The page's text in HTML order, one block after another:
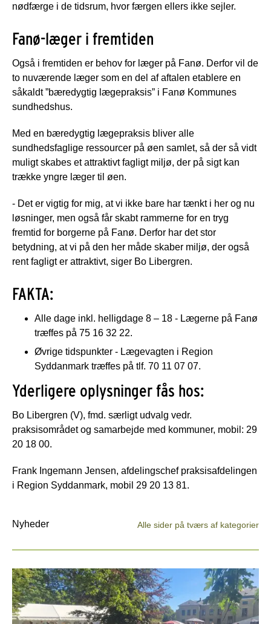
nødfærge i de tidsrum, hvor færgen ellers ikke sejler.
Fanø-læger i fremtiden
Også i fremtiden er behov for læger på Fanø. Derfor vil de
to nuværende læger som en del af aftalen etablere en
såkaldt ”bæredygtig lægepraksis” i Fanø Kommunes
sundhedshus.
Med en bæredygtig lægepraksis bliver alle
sundhedsfaglige ressourcer på øen samlet, så der så vidt
muligt skabes et attraktivt fagligt miljø, der på sigt kan
trække yngre læger til øen.
- Det er vigtig for mig, at vi ikke bare har tænkt i her og nu
løsninger, men også får skabt rammerne for en tryg
fremtid for borgerne på Fanø. Derfor har det stor
betydning, at vi på den her måde skaber miljø, der også
rent fagligt er attraktivt, siger Bo Libergren.
FAKTA:
Alle dage inkl. helligdage 8 – 18 - Lægerne på Fanø
træffes på 75 16 32 22.
Øvrige tidspunkter - Lægevagten i Region
Syddanmark træffes på tlf. 70 11 07 07.
Yderligere oplysninger fås hos:
Bo Libergren (V), fmd. særligt udvalg vedr.
praksisområdet og samarbejde med kommuner, mobil: 29
20 18 00.
Frank Ingemann Jensen, afdelingschef praksisafdelingen
i Region Syddanmark, mobil 29 20 13 81.
Nyheder Alle sider på tværs af kategorier